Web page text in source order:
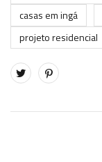
casas em ingá
projeto residencial